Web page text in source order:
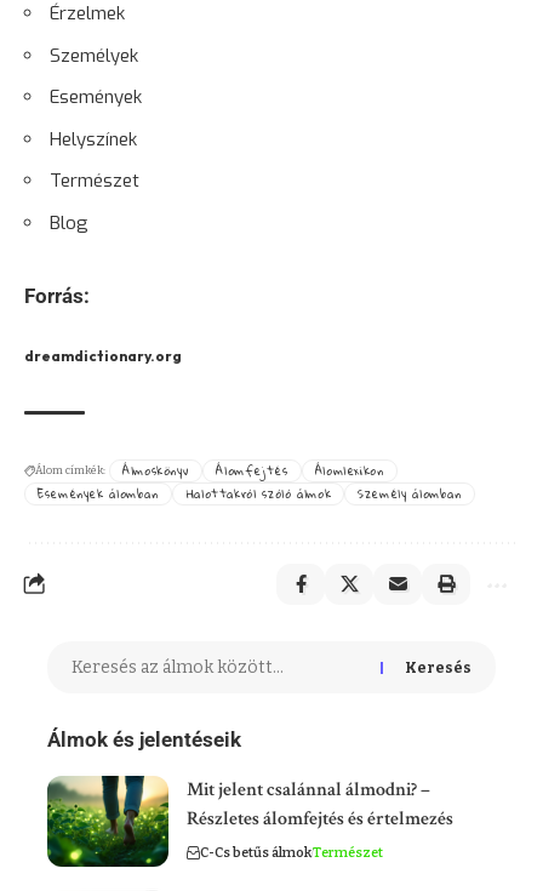
Érzelmek
Személyek
Események
Helyszínek
Természet
Blog
Forrás:
dreamdictionary.org
Álom címkék: Álmoskönyv Álomfejtés
Álomlexikon
Események álomban
Halottakról szóló álmok Személy álomban
Keresés
Álmok és jelentéseik
Mit jelent csalánnal álmodni? –
Részletes álomfejtés és értelmezés
C-Cs betűs álmokTermészet